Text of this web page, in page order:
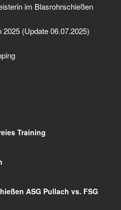
im Blasrohrschießen
(Update 06.07.2025)
Training
ASG Pullach vs. FSG